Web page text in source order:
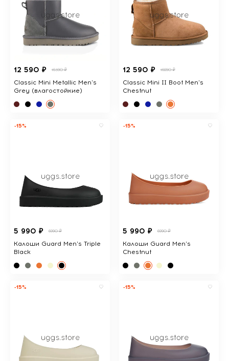
12 590 ₽ 16390 ₽
Classic Mini Metallic Men's
Grey (влагостойкие)
12 590 ₽ 16890 ₽
Classic Mini II Boot Men's
Chestnut
-15%
5 990 ₽ 6990 ₽
Калоши Guard Men's Triple
Black
-15%
5 990 ₽ 6990 ₽
Калоши Guard Men's
Chestnut
-15% -15%